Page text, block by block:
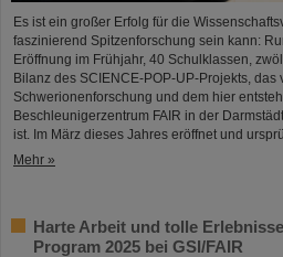
Es ist ein großer Erfolg für die
faszinierend Spitzenforschung sein kann:
Eröffnung im Frühjahr, 40 Schulklassen,
Bilanz des SCIENCE-POP-UP-Projekts, das
Schwerionenforschung und dem hier
Beschleunigerzentrum FAIR in der
ist. Im März dieses Jahres eröffnet und
Mehr »
Harte Arbeit und tolle
Program 2025 bei GSI/FAIR